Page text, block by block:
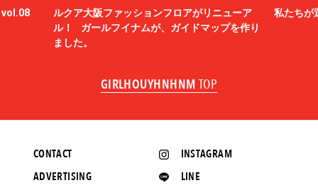
vol.08
ルクア大阪ファッションフロアがリニューア
ル！ ガールフイナムが、ガイドマップを作り
ました。
私たちが
GIRLHOUYHNHNM TOP
INSTAGRAM
LINE
CONTACT
ADVERTISING